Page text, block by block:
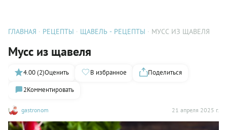
ГЛАВНАЯ РЕЦЕПТЫ ЩАВЕЛЬ - РЕЦЕПТЫ МУСС ИЗ ЩАВЕЛЯ
Мусс из щавеля
gastronom 21 апреля 2025 г.
4.00 (2)Оценить В избранное
Поделиться
2Комментировать